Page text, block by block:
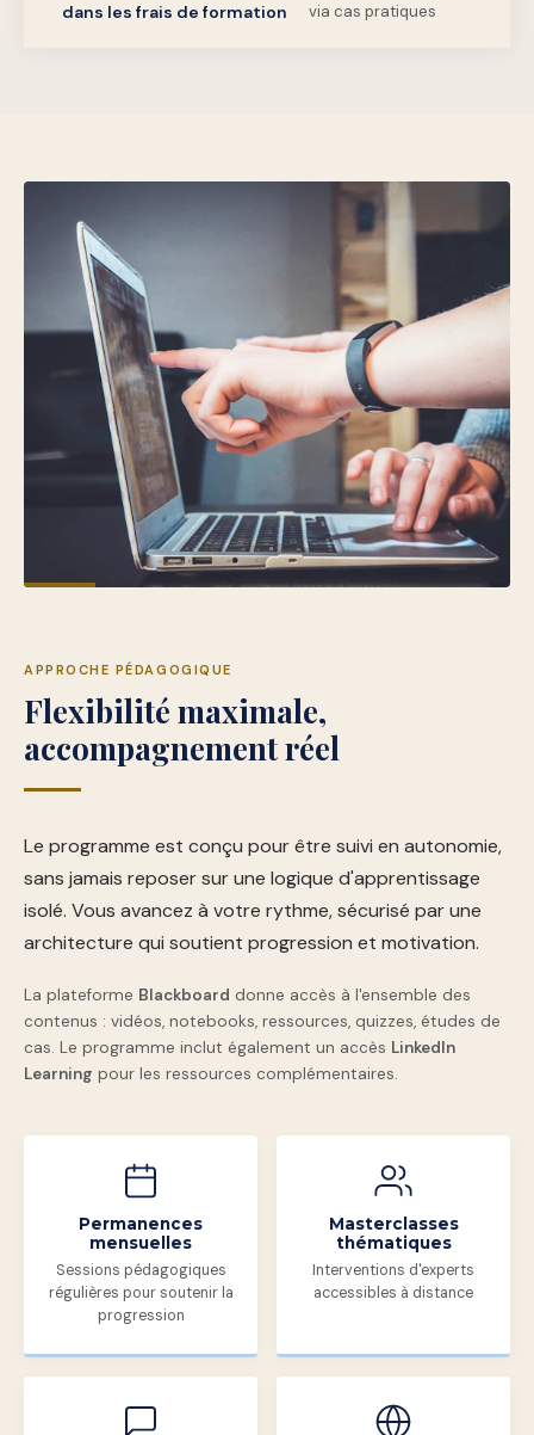
dans les frais de formation
via cas pratiques
APPROCHE PÉDAGOGIQUE
Flexibilité maximale,
accompagnement réel
Le programme est conçu pour être suivi en autonomie,
sans jamais reposer sur une logique d'apprentissage
isolé. Vous avancez à votre rythme, sécurisé par une
architecture qui soutient progression et motivation.
La plateforme Blackboard donne accès à l'ensemble des
contenus : vidéos, notebooks, ressources, quizzes, études de
cas. Le programme inclut également un accès LinkedIn
Learning pour les ressources complémentaires.
Permanences
mensuelles
Sessions pédagogiques
régulières pour soutenir la
progression
Masterclasses
thématiques
Interventions d'experts
accessibles à distance